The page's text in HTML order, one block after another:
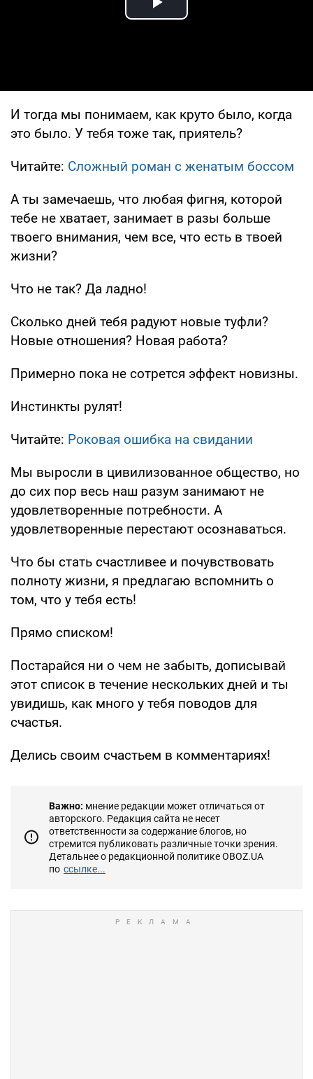
Play Video
И тогда мы понимаем, как круто было, когда
это было. У тебя тоже так, приятель?
Читайте: Сложный роман с женатым боссом
А ты замечаешь, что любая фигня, которой
тебе не хватает, занимает в разы больше
твоего внимания, чем все, что есть в твоей
жизни?
Что не так? Да ладно!
Сколько дней тебя радуют новые туфли?
Новые отношения? Новая работа?
Примерно пока не сотрется эффект новизны.
Инстинкты рулят!
Читайте: Роковая ошибка на свидании
Мы выросли в цивилизованное общество, но
до сих пор весь наш разум занимают не
удовлетворенные потребности. А
удовлетворенные перестают осознаваться.
Что бы стать счастливее и почувствовать
полноту жизни, я предлагаю вспомнить о
том, что у тебя есть!
Прямо списком!
Постарайся ни о чем не забыть, дописывай
этот список в течение нескольких дней и ты
увидишь, как много у тебя поводов для
счастья.
Делись своим счастьем в комментариях!
Важно: мнение редакции может отличаться от
авторского. Редакция сайта не несет
ответственности за содержание блогов, но
стремится публиковать различные точки зрения.
Детальнее о редакционной политике OBOZ.UA
по ссылке...